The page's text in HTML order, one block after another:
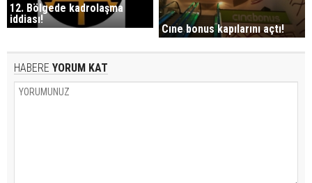
12. Bölgede kadrolaşma
iddiası!
Cıne bonus kapılarını açtı!
HABERE YORUM KAT